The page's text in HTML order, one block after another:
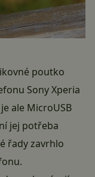
poutko
Sony Xperia
ale MicroUSB
jej potřeba
řady zavrhlo